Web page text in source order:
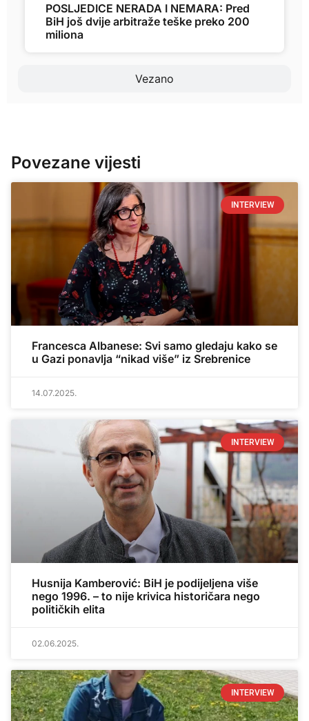
Vezano
POSLJEDICE NERADA I NEMARA: Pred
BiH još dvije arbitraže teške preko 200
miliona
Povezane vijesti
INTERVIEW
Francesca Albanese: Svi samo gledaju kako se
u Gazi ponavlja “nikad više” iz Srebrenice
14.07.2025.
INTERVIEW
Husnija Kamberović: BiH je podijeljena više
nego 1996. – to nije krivica historičara nego
političkih elita
02.06.2025.
INTERVIEW